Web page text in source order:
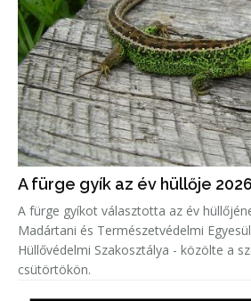
A fürge gyík az év hüllője
A fürge gyíkot választotta az év
Madártani és Természetvédelmi
Hüllővédelmi Szakosztálya - közölte a
csütörtökön.